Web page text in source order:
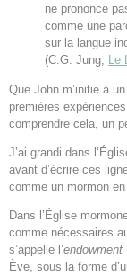
ne prononce
comme une
sur la langue
(C.G. Jung, Le
Que John m’initie à
premières
comprendre cela, un
J’ai grandi dans
avant d’écrire ces
comme un mormon
Dans l’Église
comme nécessaires
s’appelle l’endowment
Ève, sous la forme